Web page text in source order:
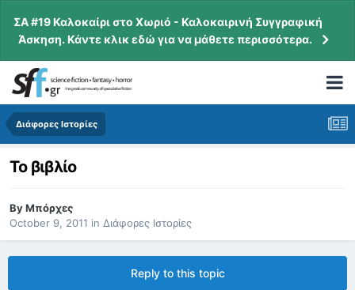
ΣΑ #19 Καλοκαίρι στο Χωριό - Καλοκαιρινή Συγγραφική
Άσκηση. Κάντε κλικ εδώ για να μάθετε περισσότερα.
Διάφορες Ιστορίες
Το βιβλίο
ByΜπόρχες
October 9, 2011 in Διάφορες Ιστορίες
Reply to this topic